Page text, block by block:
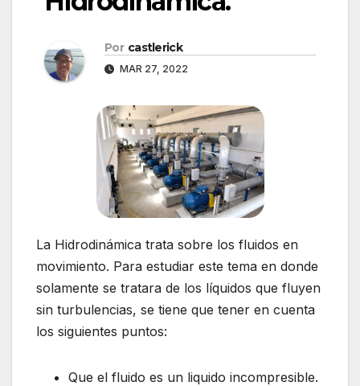
Por castlerick
MAR 27, 2022
La Hidrodinámica trata sobre los fluidos en
movimiento. Para estudiar este tema en donde
solamente se tratara de los líquidos que fluyen
sin turbulencias, se tiene que tener en cuenta
los siguientes puntos:
Que el fluido es un liquido incompresible.